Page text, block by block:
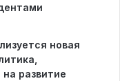
новая
развитие